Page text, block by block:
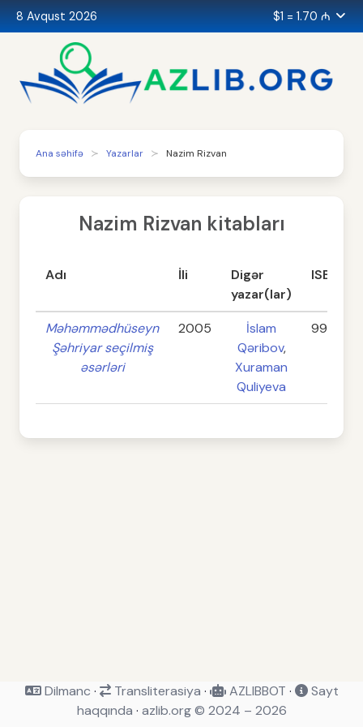
8 Avqust 2026 $1 = 1.70 ₼
Ana səhifə Yazarlar Nazim Rizvan
Nazim Rizvan kitabları
Adı İli
Digər
yazar(lar)
ISBN
Məhəmmədhüseyn
Şəhriyar seçilmiş
əsərləri
2005
İslam
Qəribov,
Xuraman
Quliyeva
Dilmanc · Transliterasiya · AZLIBBOT ·
Sayt
haqqında · azlib.org © 2024 – 2026